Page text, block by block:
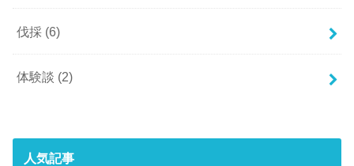
伐採 (6)
体験談 (2)
人気記事